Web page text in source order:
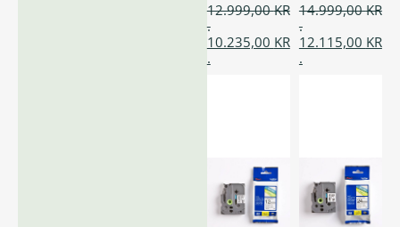
12.999,00KR
.
10.235,00 KR
.
14.999,00KR
.
12.115,00 KR
.